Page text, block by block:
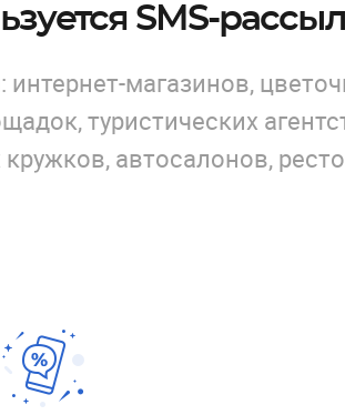
SMS-
магазинов,
туристических
кружков, автосалонов,